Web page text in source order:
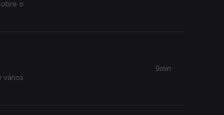
o
vários
9min